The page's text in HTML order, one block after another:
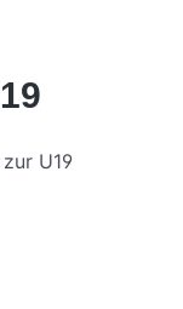
U19